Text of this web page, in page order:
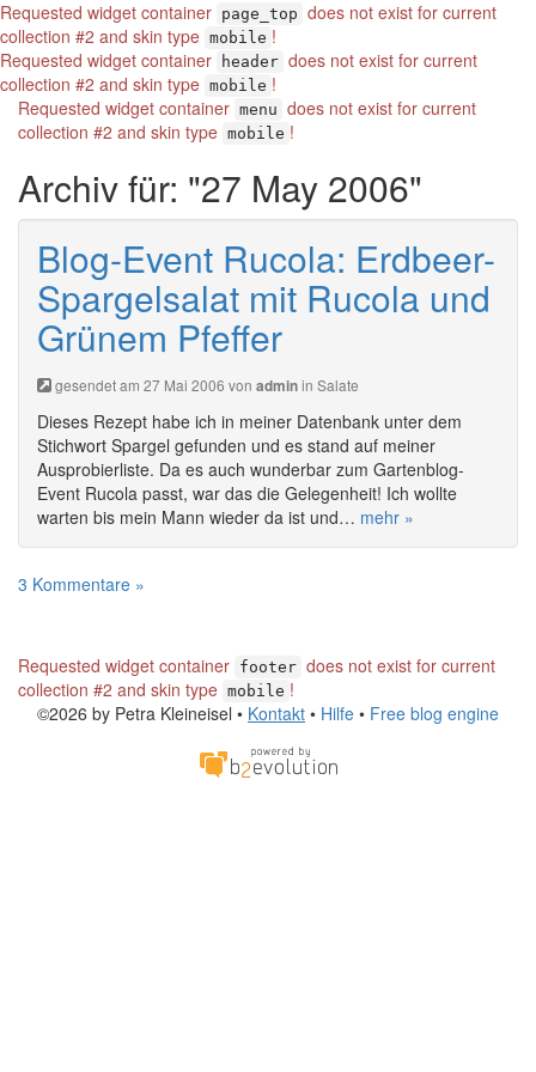
Requested widget container page_top does not exist for current
collection #2 and skin type mobile !
Requested widget container
header does not exist for current
collection #2 and skin type mobile !
Requested widget container menu does not exist for current
collection #2 and skin type mobile !
Archiv für: "27 May 2006"
Blog-Event Rucola: Erdbeer-
Spargelsalat mit Rucola und
Grünem Pfeffer
gesendet am 27 Mai 2006 von adminin Salate
Dieses Rezept habe ich in meiner Datenbank unter dem
Stichwort Spargel gefunden und es stand auf meiner
Ausprobierliste. Da es auch wunderbar zum Gartenblog-
Event Rucola passt, war das die Gelegenheit! Ich wollte
warten bis mein Mann wieder da ist und… mehr »
3 Kommentare »
Requested widget container footer does not exist for current
collection #2 and skin type mobile !
©2026 by Petra Kleineisel • Kontakt • Hilfe • Free blog engine